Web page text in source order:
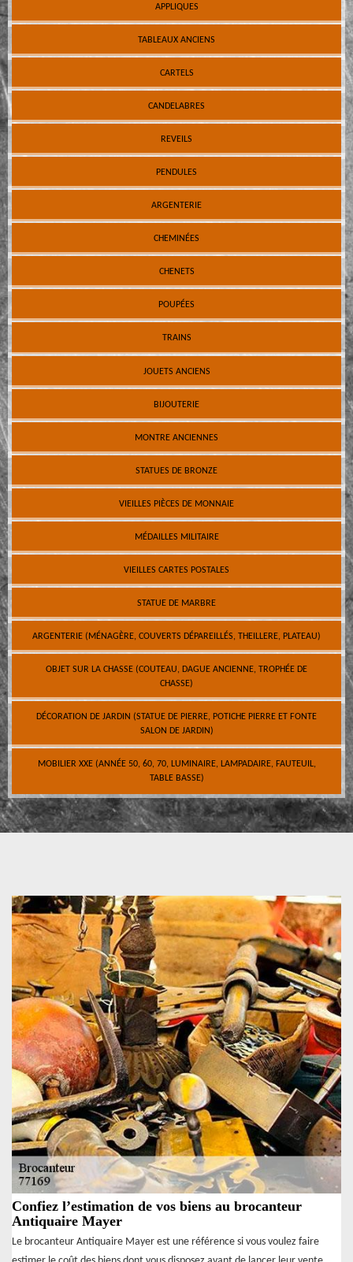
APPLIQUES
TABLEAUX ANCIENS
CARTELS
CANDELABRES
REVEILS
PENDULES
ARGENTERIE
CHEMINÉES
CHENETS
POUPÉES
TRAINS
JOUETS ANCIENS
BIJOUTERIE
MONTRE ANCIENNES
STATUES DE BRONZE
VIEILLES PIÈCES DE MONNAIE
MÉDAILLES MILITAIRE
VIEILLES CARTES POSTALES
STATUE DE MARBRE
ARGENTERIE (MÉNAGÈRE, COUVERTS DÉPAREILLÉS, THEILLERE, PLATEAU)
OBJET SUR LA CHASSE (COUTEAU, DAGUE ANCIENNE, TROPHÉE DE
CHASSE)
DÉCORATION DE JARDIN (STATUE DE PIERRE, POTICHE PIERRE ET FONTE
SALON DE JARDIN)
MOBILIER XXE (ANNÉE 50, 60, 70, LUMINAIRE, LAMPADAIRE, FAUTEUIL,
TABLE BASSE)
Confiez l’estimation de vos biens au brocanteur
Antiquaire Mayer
Le brocanteur Antiquaire Mayer est une référence si vous voulez faire